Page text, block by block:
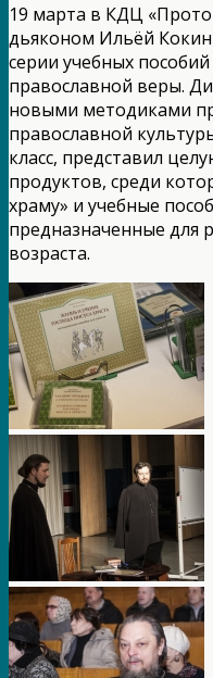
19 марта в КДЦ
дьяконом Ильёй
серии учебных
православной веры.
новыми методиками
православной
класс, представил
продуктов, среди
храму» и учебные
предназначенные для
возраста.